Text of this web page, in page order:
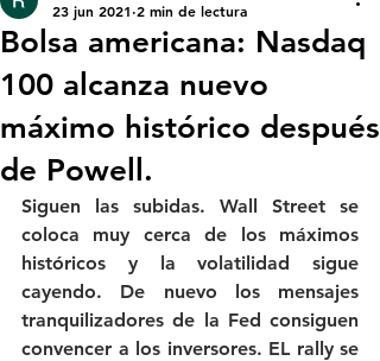
Bolsa americana: Nasdaq
100 alcanza nuevo
máximo histórico después
de Powell.
23 jun 2021 2 min de lectura
Siguen las subidas. Wall Street se
coloca muy cerca de los máximos
históricos y la volatilidad sigue
cayendo. De nuevo los mensajes
tranquilizadores de la Fed consiguen
convencer a los inversores. EL rally se